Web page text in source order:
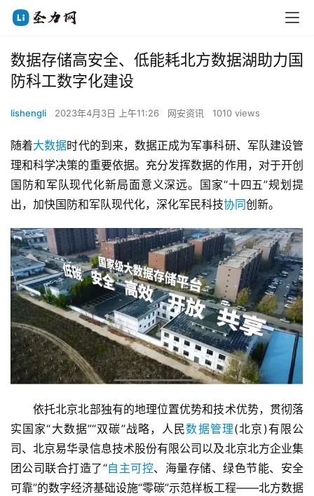
数据存储高安全、低能耗北方数据湖助力国
防科工数字化建设
lishengli 2023年4月3日 上午11:26 网安资讯 1010 views
随着大数据时代的到来，数据正成为军事科研、军队建设管
理和科学决策的重要依据。充分发挥数据的作用，对于开创
国防和军队现代化新局面意义深远。国家“十四五”规划提
出，加快国防和军队现代化，深化军民科技协同创新。
依托北京北部独有的地理位置优势和技术优势，贯彻落
实国家“大数据”“双碳”战略，人民数据管理(北京)有限公
司、北京易华录信息技术股份有限公司以及北京北方企业集
团公司联合打造了“自主可控、海量存储、绿色节能、安全
可靠”的数字经济基础设施“零碳”示范样板工程——北方数据